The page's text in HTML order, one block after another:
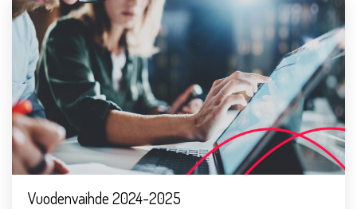
Vuodenvaihde 2024-2025